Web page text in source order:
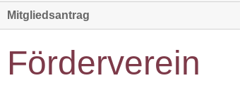
Mitgliedsantrag
Förderverein